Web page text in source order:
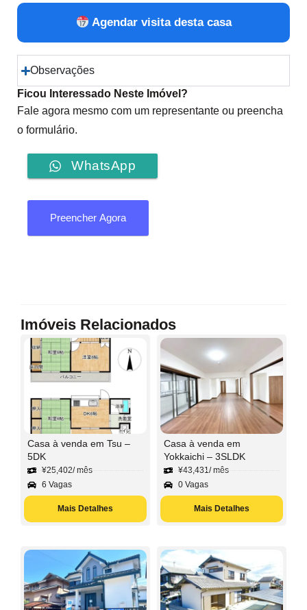
Agendar visita desta casa
Observações
Ficou Interessado Neste Imóvel?
Fale agora mesmo com um representante ou preencha
o formulário.
WhatsApp
Preencher Agora
Imóveis Relacionados
Casa à venda em Tsu –
5DK
¥25,402/ mês
6 Vagas
Mais Detalhes
Casa à venda em
Yokkaichi – 3SLDK
¥43,431/ mês
0 Vagas
Mais Detalhes